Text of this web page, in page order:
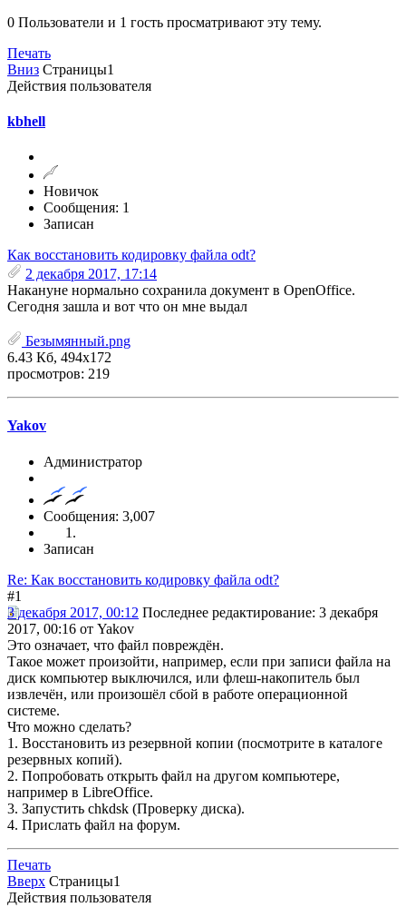
0 Пользователи и 1 гость просматривают эту тему.
Печать
Вниз Страницы1
Действия пользователя
kbhell
Новичок
Сообщения: 1
Записан
Как восстановить кодировку файла odt?
2 декабря 2017, 17:14
Накануне нормально сохранила документ в OpenOffice.
Сегодня зашла и вот что он мне выдал
Безымянный.png
6.43 Кб, 494x172
просмотров: 219
Yakov
Администратор
Сообщения: 3,007
Записан
Re: Как восстановить кодировку файла odt?
#1
3 декабря 2017, 00:12 Последнее редактирование: 3 декабря
2017, 00:16 от Yakov
Это означает, что файл повреждён.
Такое может произойти, например, если при записи файла на
диск компьютер выключился, или флеш-накопитель был
извлечён, или произошёл сбой в работе операционной
системе.
Что можно сделать?
1. Восстановить из резервной копии (посмотрите в каталоге
резервных копий).
2. Попробовать открыть файл на другом компьютере,
например в LibreOffice.
3. Запустить chkdsk (Проверку диска).
4. Прислать файл на форум.
Печать
Вверх Страницы1
Действия пользователя